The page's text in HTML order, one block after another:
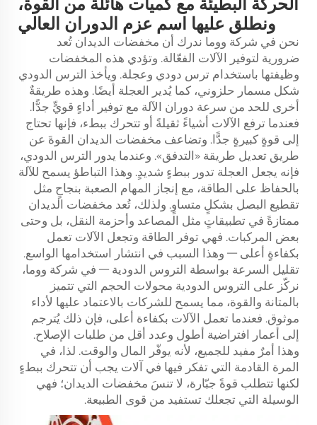
الحركة البطيئة مع كميات هائلة من القوة،
ونطلق عليها اسم عزم الدوران العالي
نحن في شركة ووما ندرك أن مخفضات الديدان تُعد
ضرورية لتوفير الآلات الفعّالة. وتؤدي هذه المخفضات
وظيفتها باستخدام ترس دودي وعجلة. ويأخذ الترس الدودي
شكل مسمار حلزوني، كما يُدير العجلة أيضًا. وهذه طريقةٌ
أخرى للحد من سرعة دوران الآلة مع توفير أداءٍ قويٍّ جدًّا.
فعندما ترفع الآلات أشياءً ثقيلةً أو تتحرك ببطء، فإنها تحتاج
إلى قوةٍ كبيرةٍ جدًّا. وتضاعف مخفضات الديدان القوةَ عن
طريق تعديل طريقة «التدفق». وعندما يدور الترس الدودي،
فإنه يجعل العجلة تدور ببطءٍ شديدٍ. وهذا التباطؤ يسمح للآلة
بالحفاظ على الطاقة، مع إنجاز المهام الصعبة بنجاحٍ مثل
تقطيع البصل بشكلٍ متساوٍ. ولذلك، تُعد مخفضات الديدان
ممتازةً في تطبيقاتٍ مثل المصاعد وأحزمة النقل، بل وحتى
بعض المركبات. فهي توفر الطاقة وتجعل الآلات تعمل
بكفاءةٍ أعلى — وهذا السبب في انتشار استخدامها الواسع.
تقليل السرعة بواسطة التروس الدودية — في شركة ووما،
نركّز على التروس الدودية محولات الحجم
التي تتميز
بالمتانة والقوة، مما يسمح للشركات بالاعتماد عليها لأداء
موثوق. فعندما تعمل الآلات بكفاءة أعلى، فإن ذلك يُترجم
إلى أعمار افتراضية أطول وعدد أقل من طلبات الإصلاح.
وهذا أمرٌ مفيد للجميع، لأنه يوفّر المال والوقت. لذا، في
المرة القادمة التي تفكر فيها في آلات يجب أن تتحرك ببطءٍ
لكنها تتطلب قوةً جبّارة، لا تنسَ مخفضات الديدان؛ فهي
الوسيلة التي تجعلك تستفيد من قوى الطبيعة.